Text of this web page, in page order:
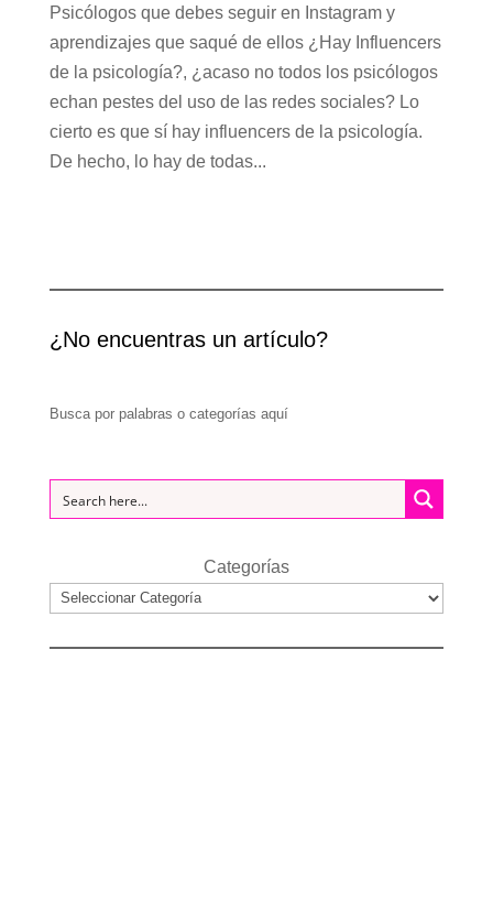
Psicólogos que debes seguir en Instagram y
aprendizajes que saqué de ellos ¿Hay Influencers
de la psicología?, ¿acaso no todos los psicólogos
echan pestes del uso de las redes sociales? Lo
cierto es que sí hay influencers de la psicología.
De hecho, lo hay de todas...
¿No encuentras un artículo?
Busca por palabras o categorías aquí
Categorías